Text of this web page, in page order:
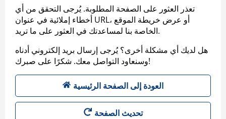
تعذر العثور على الصفحة المطلوبة. يُرجى التحقق من أي
أخطاء إملائية في عنوان URL، أو عرض خريطة الموقع
الخاصة بنا لمساعدتك في العثور على ما تريد.
هل لديك أي مشكلة أخرى؟ يُرجى إرسال بريد إلكتروني أدناه
وسنعاود التواصل معك. شكرًا على صبرك!
العودة إلى الصفحة الرئيسية
تحديث الصفحة